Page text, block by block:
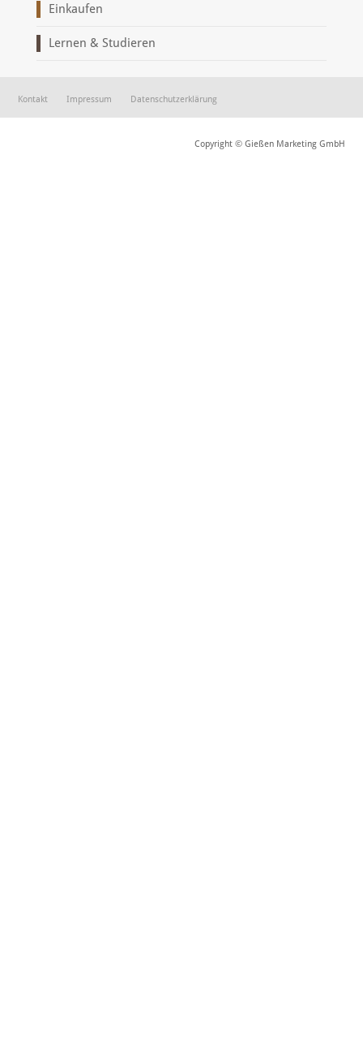
Einkaufen
Lernen & Studieren
Kontakt Impressum Datenschutzerklärung
Copyright © Gießen Marketing GmbH